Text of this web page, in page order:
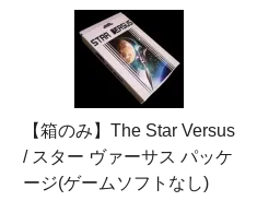
【箱のみ】The Star Versus
/ スター ヴァーサス パッケ
ージ(ゲームソフトなし)